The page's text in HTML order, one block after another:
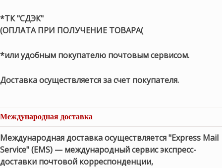
*ТК "СДЭК"
(ОПЛАТА ПРИ ПОЛУЧЕНИЕ ТОВАРА(
*или удобным покупателю почтовым сервисом.
Доставка осуществляется за счет покупателя.
Международная доставка
Международная доставка осуществляется "Express Mail
Service" (EMS) — международный сервис экспресс-
доставки почтовой корреспонденции,